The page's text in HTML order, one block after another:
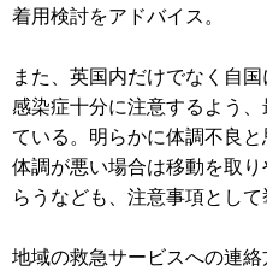
着用検討をアドバイス。
また、英国内だけでなく自
感染症十分に注意するよう
ている。明らかに体調不良と
体調が悪い場合は移動を取
らうなども、注意事項として
地域の救急サービスへの連